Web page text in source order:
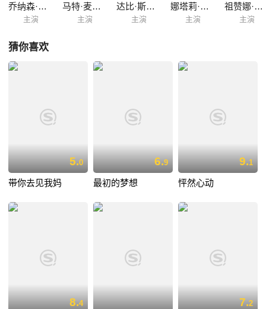
乔纳森·利普尼基
主演
马特·麦高瑞
主演
达比·斯坦奇菲尔德
主演
娜塔莉·豪尔
主演
祖赞娜·斯扎德科夫斯基
主演
猜你喜欢
5.0
带你去见我妈
6.9
最初的梦想
9.1
怦然心动
8.4 7.2